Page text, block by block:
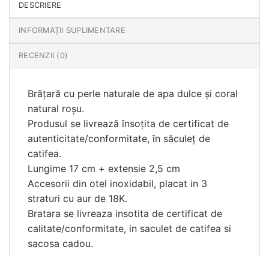
DESCRIERE
INFORMAȚII SUPLIMENTARE
RECENZII (0)
Brățară cu perle naturale de apa dulce și coral
natural roșu.
Produsul se livrează însoțita de certificat de
autenticitate/conformitate, în săculeț de
catifea.
Lungime 17 cm + extensie 2,5 cm
Accesorii din otel inoxidabil, placat in 3
straturi cu aur de 18K.
Bratara se livreaza insotita de certificat de
calitate/conformitate, in saculet de catifea si
sacosa cadou.